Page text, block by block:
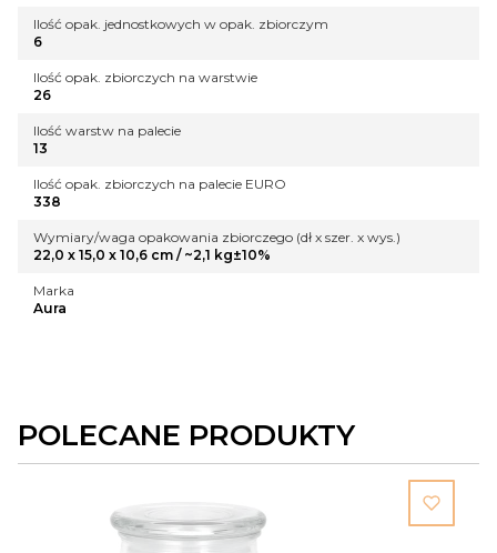
Ilość opak. jednostkowych w opak. zbiorczym
6
Ilość opak. zbiorczych na warstwie
26
Ilość warstw na palecie
13
Ilość opak. zbiorczych na palecie EURO
338
Wymiary/waga opakowania zbiorczego (dł x szer. x wys.)
22,0 x 15,0 x 10,6 cm / ~2,1 kg±10%
Marka
Aura
POLECANE PRODUKTY